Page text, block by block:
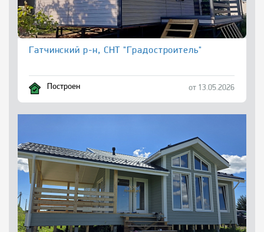
Гатчинский р-н, СНТ "Градостроитель"
Построен от 13.05.2026